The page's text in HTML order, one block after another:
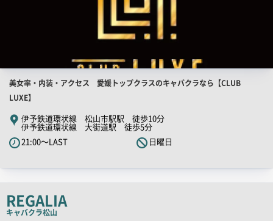
店
舗
PR
キ
ャ
チ
ピ
ー
美女率・内装・アクセス 愛媛トップクラスのキャバクラなら【CLUB
LUXE】
伊予鉄道環状線 松山市駅駅 徒歩10分
伊予鉄道環状線 大街道駅 徒歩5分
21:00～LAST
日曜日
REGALIA
キャバクラ松山